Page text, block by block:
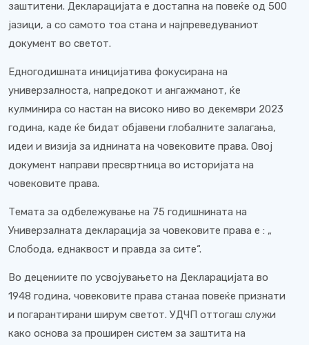
заштитени. Декларацијата е достапна на повеќе од 500
јазици, а со самото тоа стана и најпреведуваниот
документ во светот.
Едногодишната иницијатива фокусирана на
универзалноста, напредокот и ангажманот, ќе
кулминира со настан на високо ниво во декември 2023
година, каде ќе бидат објавени глобалните залагања,
идеи и визија за иднината на човековите права. Овој
документ направи пресвртница во историјата на
човековите права.
Темата за одбележување на 75 годишнината на
Универзалната декларација за човековите права е : „
Слобода, еднаквост и правда за сите“.
Во децениите по усвојувањето на Декларацијата во
1948 година, човековите права станаа повеќе признати
и погарантирани ширум светот. УДЧП оттогаш служи
како основа за проширен систем за заштита на